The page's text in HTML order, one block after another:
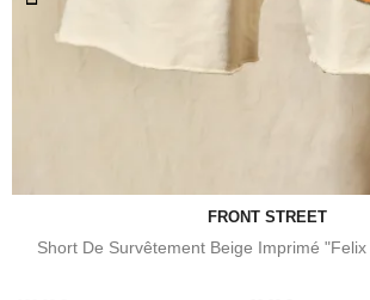
FRONT STREET
Short De Survêtement Beige Imprimé